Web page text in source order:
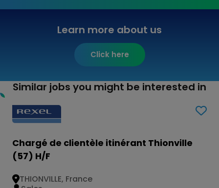
Learn more about us
Click here
Similar jobs you might be interested in
Chargé de clientèle itinérant Thionville
(57) H/F
THIONVILLE, France